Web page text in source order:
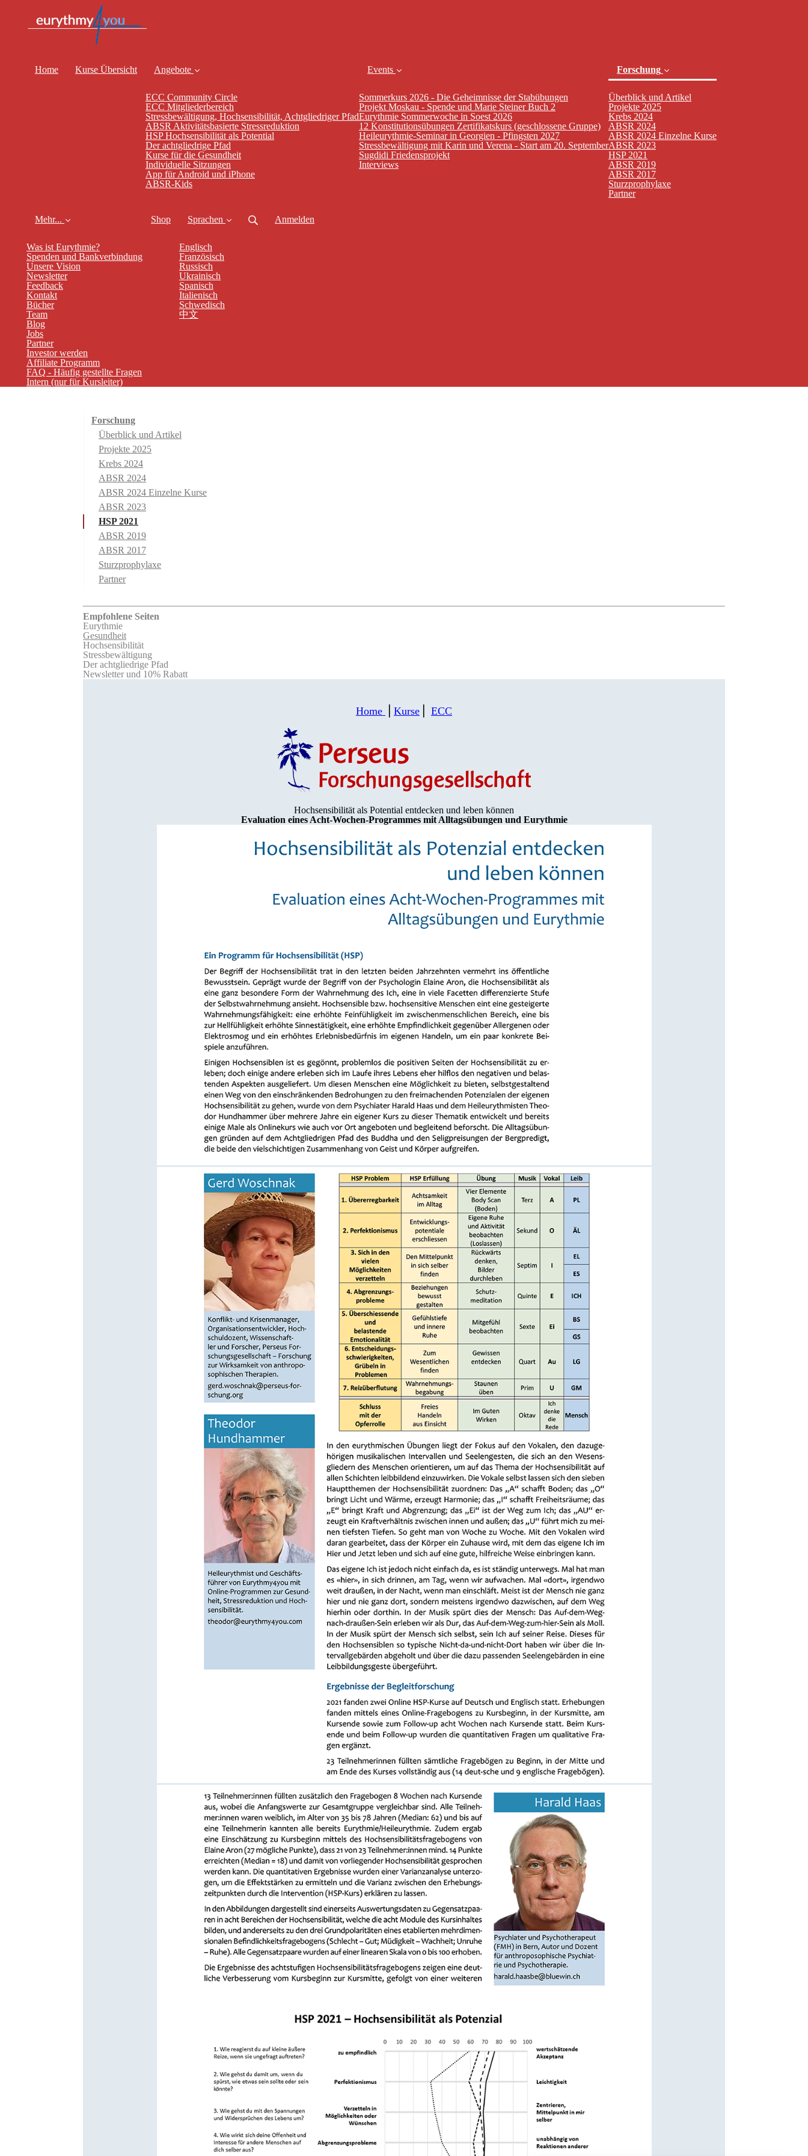
Home Kurse Übersicht Angebote
ECC Community Circle
ECC Mitgliederbereich
Stressbewältigung, Hochsensibilität, Achtgliedriger Pfad
ABSR Aktivitätsbasierte Stressreduktion
HSP Hochsensibilität als Potential
Der achtgliedrige Pfad
Kurse für die Gesundheit
Individuelle Sitzungen
App für Android und iPhone
ABSR-Kids
Events
Sommerkurs 2026 - Die Geheimnisse der Stabübungen
Projekt Moskau - Spende und Marie Steiner Buch 2
Eurythmie Sommerwoche in Soest 2026
12 Konstitutionsübungen Zertifikatskurs (geschlossene Gruppe)
Heileurythmie-Seminar in Georgien - Pfingsten 2027
Stressbewältigung mit Karin und Verena - Start am 20. September
Sugdidi Friedensprojekt
Interviews
Forschung
Überblick und Artikel
Projekte 2025
Krebs 2024
ABSR 2024
ABSR 2024 Einzelne Kurse
ABSR 2023
HSP 2021
ABSR 2019
ABSR 2017
Sturzprophylaxe
Partner
Mehr...
Was ist Eurythmie?
Spenden und Bankverbindung
Unsere Vision
Newsletter
Feedback
Kontakt
Bücher
Team
Blog
Jobs
Partner
Investor werden
Affiliate Programm
FAQ - Häufig gestellte Fragen
Intern (nur für Kursleiter)
Shop Sprachen
Englisch
Französisch
Russisch
Ukrainisch
Spanisch
Italienisch
Schwedisch
中文
Anmelden
Forschung
Überblick und Artikel
Projekte 2025
Krebs 2024
ABSR 2024
ABSR 2024 Einzelne Kurse
ABSR 2023
HSP 2021
ABSR 2019
ABSR 2017
Sturzprophylaxe
Partner
Empfohlene Seiten
Eurythmie
Gesundheit
Hochsensibilität
Stressbewältigung
Der achtgliedrige Pfad
Newsletter und 10% Rabatt
Home Kurse ECC
Hochsensibilität als Potential entdecken und leben können
Evaluation eines Acht-Wochen-Programmes mit Alltagsübungen und Eurythmie